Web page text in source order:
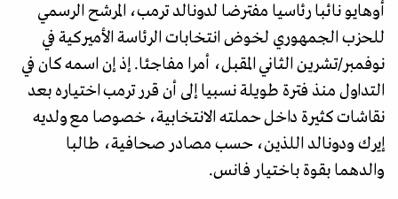
أوهايو نائبا رئاسيا مفترضا لدونالد ترمب، المرشح الرسمي
للحزب الجمهوري لخوض انتخابات الرئاسة الأميركية في
نوفمبر/تشرين الثاني المقبل، أمرا مفاجئا. إذ إن اسمه كان في
التداول منذ فترة طويلة نسبيا إلى أن قرر ترمب اختياره بعد
نقاشات كثيرة داخل حملته الانتخابية، خصوصا مع ولديه
إيرك ودونالد اللذين، حسب مصادر صحافية، طالبا
والدهما بقوة باختيار فانس.